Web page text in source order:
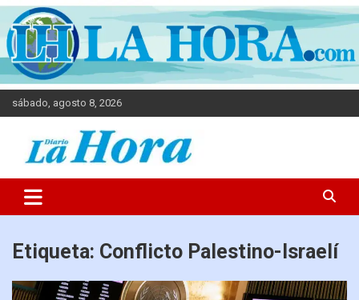
sábado, agosto 8, 2026
Diario La Hora
Etiqueta: Conflicto Palestino-Israelí